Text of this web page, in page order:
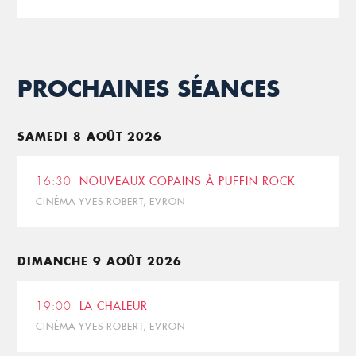
PROCHAINES SÉANCES
SAMEDI 8 AOÛT 2026
16:30 NOUVEAUX COPAINS À PUFFIN ROCK
CINÉMA YVES ROBERT, EVRON
DIMANCHE 9 AOÛT 2026
19:00 LA CHALEUR
CINÉMA YVES ROBERT, EVRON